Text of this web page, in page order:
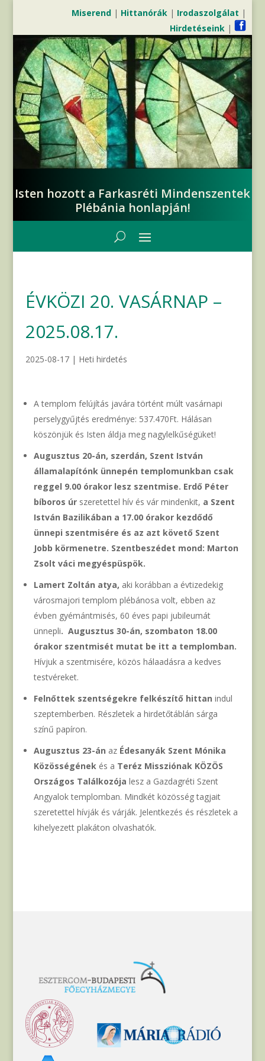
Miserend| Hittanórák| Irodaszolgálat |
Hirdetéseink|
Isten hozott a Farkasréti Mindenszentek
Plébánia honlapján!
ÉVKÖZI 20. VASÁRNAP –
2025.08.17.
2025-08-17| Heti hirdetés
A templom felújítás javára történt múlt vasárnapi
perselygyűjtés eredménye: 537.470Ft. Hálásan
köszönjük és Isten áldja meg nagylelkűségüket!
Augusztus 20-án, szerdán, Szent István
államalapítónk ünnepén templomunkban csak
reggel 9.00 órakor lesz szentmise. Erdő Péter
bíboros úrszeretettel hív és vár mindenkit, a Szent
István Bazilikában a 17.00 órakor kezdődő
ünnepi szentmisére és az azt követő Szent
Jobb körmenetre. Szentbeszédet mond: Marton
Zsolt váci megyéspüspök.
Lamert Zoltán atya, aki korábban a évtizedekig
városmajori templom plébánosa volt, ebben az
évben gyémántmisés, 60 éves papi jubileumát
ünnepli. Augusztus 30-án, szombaton 18.00
órakor szentmisét mutat be itt a templomban.
Hívjuk a szentmisére, közös hálaadásra a kedves
testvéreket.
Felnőttek szentségekre felkészítő hittan indul
szeptemberben. Részletek a hirdetőtáblán sárga
színű papíron.
Augusztus 23-án az Édesanyák Szent Mónika
Közösségénekés a Teréz Missziónak KÖZÖS
Országos Találkozója lesz a Gazdagréti Szent
Angyalok templomban. Mindkét közösség tagjait
szeretettel hívják és várják. Jelentkezés és részletek a
kihelyezett plakáton olvashatók.